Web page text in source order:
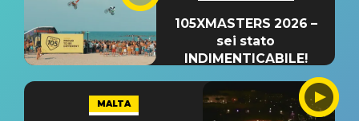
105XMASTERS 2026 –
sei stato
INDIMENTICABILE!
MALTA